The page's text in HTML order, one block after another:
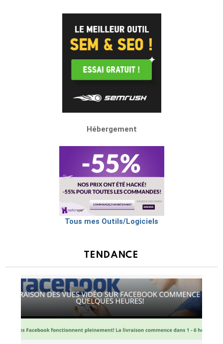
Hébergement
Tous mes Outils/Logiciels
TENDANCE